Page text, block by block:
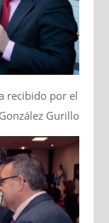
recibido por el
Gurillo